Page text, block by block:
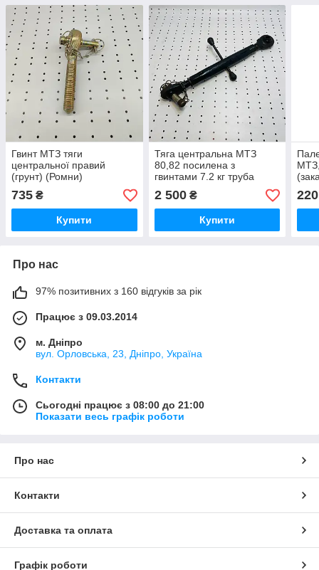
Гвинт МТЗ тяги
центральної правий
(грунт) (Ромни)
735 ₴
Купити
Тяга центральна МТЗ
80,82 посилена з
гвинтами 7.2 кг труба
стінка 7
2 500₴
Купити
од.)
220
Про нас
97% позитивних з 160 відгуків за рік
Працює з 09.03.2014
м. Дніпро
вул. Орловська, 23, Дніпро, Україна
Контакти
Сьогодні працює з 08:00 до 21:00
Показати весь графік роботи
Про нас
Контакти
Доставка та оплата
Графік роботи